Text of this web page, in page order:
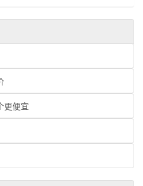
更便宜